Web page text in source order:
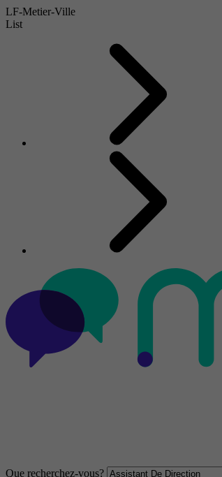
LF-Metier-Ville
List
Que recherchez-vous?